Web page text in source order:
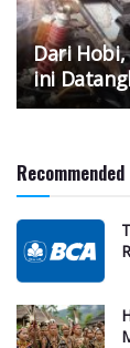
Dari
ini
Recommended